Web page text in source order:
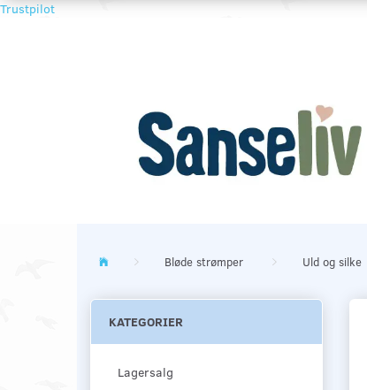
Trustpilot
Bløde strømper Uld og silke
KATEGORIER
Lagersalg